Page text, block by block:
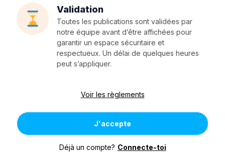
Validation
Toutes les publications sont validées par
notre équipe avant d’être affichées pour
garantir un espace sécuritaire et
respectueux. Un délai de quelques heures
peut s’appliquer.
Voir les règlements
J'accepte
Déjà un compte? Connecte-toi